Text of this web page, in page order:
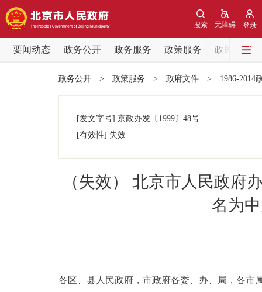
登录
无障碍
搜索
要闻动态 政务公开 政务服务 政策服务
政民互动
党中央精神
政务公开
政务公开 > 政策服务 > 政府文件 > 1986-2014
[发文字号] 京政办发 〔1999〕 48号
[有效性] 失效
（失效） 北京市人民政府
名为
各区、县人民政府，市政府各委、办、局，各市